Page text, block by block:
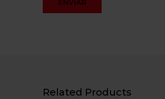
Related Products